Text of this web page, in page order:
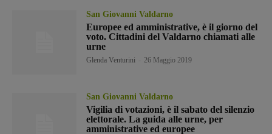
San Giovanni Valdarno
Europee ed amministrative, è il giorno del
voto. Cittadini del Valdarno chiamati alle
urne
Glenda Venturini 26 Maggio 2019
San Giovanni Valdarno
Vigilia di votazioni, è il sabato del silenzio
elettorale. La guida alle urne, per
amministrative ed europee